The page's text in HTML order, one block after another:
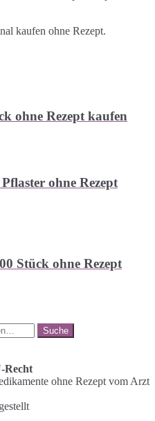
kaufen ohne Rezept.
ohne Rezept kaufen
ohne Rezept
Stück ohne Rezept
Recht
ohne Rezept vom Arzt